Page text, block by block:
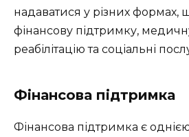
надаватися у різних формах,
фінансову підтримку,
реабілітацію та соціальні
Фінансова підтримка
Фінансова підтримка є